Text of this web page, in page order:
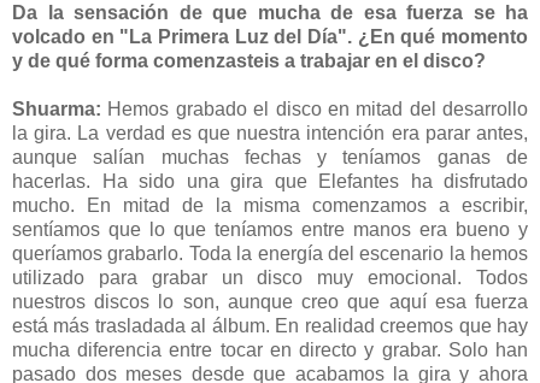
Da la sensación de que mucha de esa fuerza se ha
volcado en "La Primera Luz del Día". ¿En qué momento
y de qué forma comenzasteis a trabajar en el disco?
Shuarma: Hemos grabado el disco en mitad del desarrollo
la gira. La verdad es que nuestra intención era parar antes,
aunque salían muchas fechas y teníamos ganas de
hacerlas. Ha sido una gira que Elefantes ha disfrutado
mucho. En mitad de la misma comenzamos a escribir,
sentíamos que lo que teníamos entre manos era bueno y
queríamos grabarlo. Toda la energía del escenario la hemos
utilizado para grabar un disco muy emocional. Todos
nuestros discos lo son, aunque creo que aquí esa fuerza
está más trasladada al álbum. En realidad creemos que hay
mucha diferencia entre tocar en directo y grabar. Solo han
pasado dos meses desde que acabamos la gira y ahora